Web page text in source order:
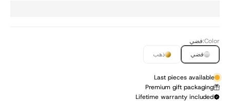
Color: فضي
فضي
ذهب
Last pieces available
Premium gift packaging
Lifetime warranty included